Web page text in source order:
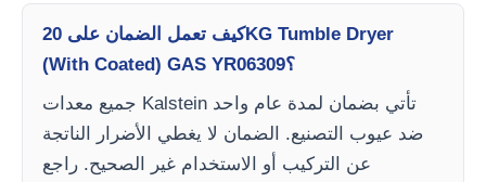
كيف تعمل الضمان على 20KG Tumble Dryer
(With Coated) GAS YR06309؟
جميع معدات Kalstein تأتي بضمان لمدة عام واحد
ضد عيوب التصنيع. الضمان لا يغطي الأضرار الناتجة
عن التركيب أو الاستخدام غير الصحيح. راجع